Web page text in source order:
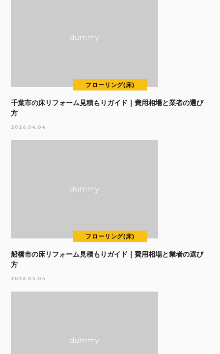
フローリング(床)
千葉市の床リフォーム見積もりガイド｜費用相場と業者の選び
方
2026.04.04
フローリング(床)
船橋市の床リフォーム見積もりガイド｜費用相場と業者の選び
方
2026.04.04